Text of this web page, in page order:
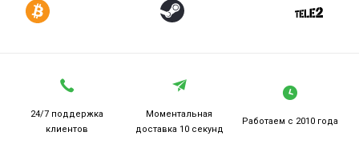
24/7 поддержка
клиентов
Моментальная
доставка 10 секунд
Работаем с 2010 года